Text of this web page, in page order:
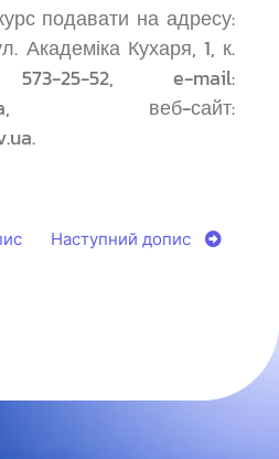
подавати на адресу:
Академіка Кухаря, 1, к.
25-52, e-mail:
веб-сайт:
Наступний допис